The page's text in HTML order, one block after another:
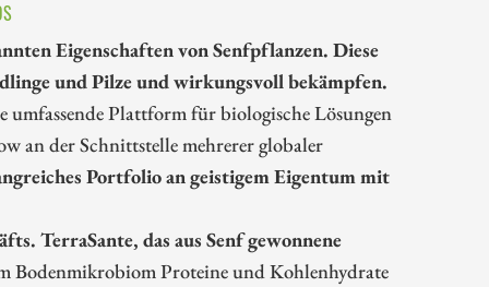
Eigenschaften von Senfpflanzen. Diese
und Pilze und wirkungsvoll bekämpfen.
Plattform für biologische Lösungen
an der Schnittstelle mehrerer globaler
Portfolio an geistigem Eigentum mit
TerraSante, das aus Senf gewonnene
Bodenmikrobiom Proteine und Kohlenhydrate